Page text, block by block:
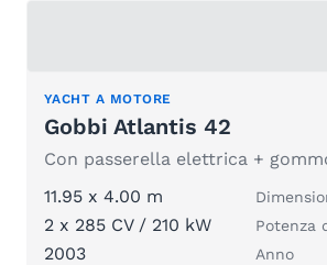
YACHT A MOTORE
Gobbi Atlantis 42
Con passerella elettrica +
11.95 x 4.00 m
2 x 285 CV / 210 kW Potenza
2003 Anno